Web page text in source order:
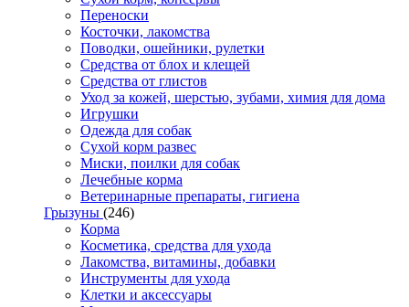
Переноски
Косточки, лакомства
Поводки, ошейники, рулетки
Средства от блох и клещей
Средства от глистов
Уход за кожей, шерстью, зубами, химия для дома
Игрушки
Одежда для собак
Сухой корм развес
Миски, поилки для собак
Лечебные корма
Ветеринарные препараты, гигиена
Грызуны (246)
Корма
Косметика, средства для ухода
Лакомства, витамины, добавки
Инструменты для ухода
Клетки и аксессуары